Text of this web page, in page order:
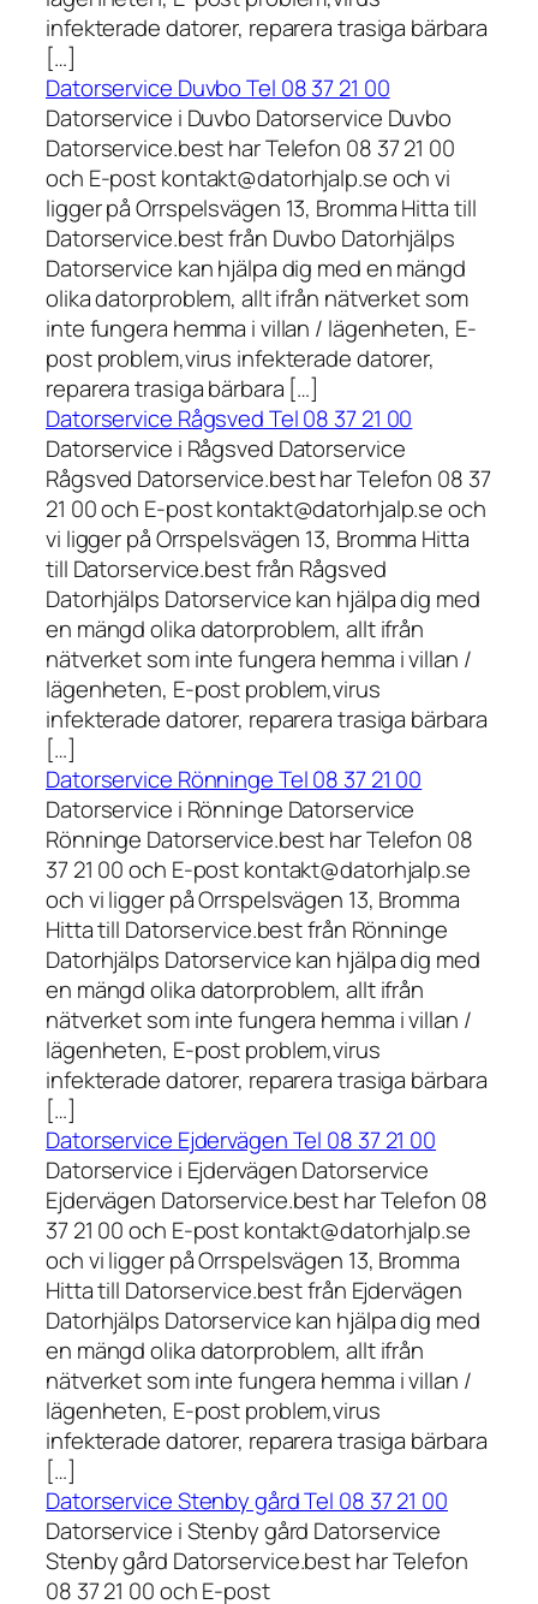
infekterade datorer, reparera trasiga bärbara
[…]
Datorservice Duvbo Tel 08 37 21 00
Datorservice i Duvbo Datorservice Duvbo
Datorservice.best har Telefon 08 37 21 00
och E-post kontakt@datorhjalp.se och vi
ligger på Orrspelsvägen 13, Bromma Hitta till
Datorservice.best från Duvbo Datorhjälps
Datorservice kan hjälpa dig med en mängd
olika datorproblem, allt ifrån nätverket som
inte fungera hemma i villan / lägenheten, E-
post problem,virus infekterade datorer,
reparera trasiga bärbara […]
Datorservice Rågsved Tel 08 37 21 00
Datorservice i Rågsved Datorservice
Rågsved Datorservice.best har Telefon 08 37
21 00 och E-post kontakt@datorhjalp.se och
vi ligger på Orrspelsvägen 13, Bromma Hitta
till Datorservice.best från Rågsved
Datorhjälps Datorservice kan hjälpa dig med
en mängd olika datorproblem, allt ifrån
nätverket som inte fungera hemma i villan /
lägenheten, E-post problem,virus
infekterade datorer, reparera trasiga bärbara
[…]
Datorservice Rönninge Tel 08 37 21 00
Datorservice i Rönninge Datorservice
Rönninge Datorservice.best har Telefon 08
37 21 00 och E-post kontakt@datorhjalp.se
och vi ligger på Orrspelsvägen 13, Bromma
Hitta till Datorservice.best från Rönninge
Datorhjälps Datorservice kan hjälpa dig med
en mängd olika datorproblem, allt ifrån
nätverket som inte fungera hemma i villan /
lägenheten, E-post problem,virus
infekterade datorer, reparera trasiga bärbara
[…]
Datorservice Ejdervägen Tel 08 37 21 00
Datorservice i Ejdervägen Datorservice
Ejdervägen Datorservice.best har Telefon 08
37 21 00 och E-post kontakt@datorhjalp.se
och vi ligger på Orrspelsvägen 13, Bromma
Hitta till Datorservice.best från Ejdervägen
Datorhjälps Datorservice kan hjälpa dig med
en mängd olika datorproblem, allt ifrån
nätverket som inte fungera hemma i villan /
lägenheten, E-post problem,virus
infekterade datorer, reparera trasiga bärbara
[…]
Datorservice Stenby gård Tel 08 37 21 00
Datorservice i Stenby gård Datorservice
Stenby gård Datorservice.best har Telefon
08 37 21 00 och E-post